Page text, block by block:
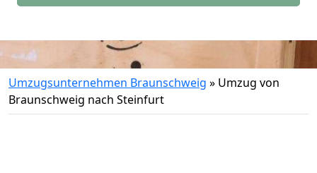
Umzugsunternehmen Braunschweig » Umzug von
Braunschweig nach Steinfurt